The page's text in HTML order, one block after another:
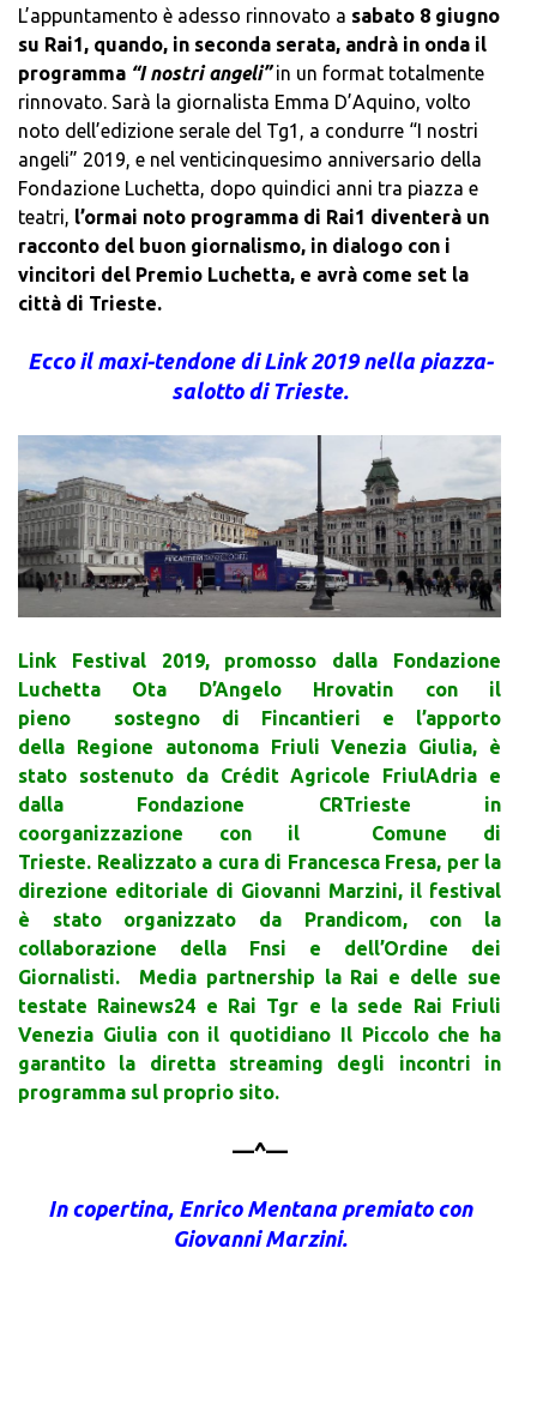
L’appuntamento è adesso rinnovato a sabato 8 giugno
su Rai1, quando, in seconda serata, andrà in onda il
programma “I nostri angeli”in un format totalmente
rinnovato. Sarà la giornalista Emma D’Aquino, volto
noto dell’edizione serale del Tg1, a condurre “I nostri
angeli” 2019, e nel venticinquesimo anniversario della
Fondazione Luchetta, dopo quindici anni tra piazza e
teatri, l’ormai noto programma di Rai1 diventerà un
racconto del buon giornalismo, in dialogo con i
vincitori del Premio Luchetta, e avrà come set la
città di Trieste.
Ecco il maxi-tendone di Link 2019 nella piazza-
salotto di Trieste.
Link Festival 2019, promosso dalla Fondazione
Luchetta Ota D’Angelo Hrovatin con il
pieno sostegno di Fincantieri e l’apporto
della Regione autonoma Friuli Venezia Giulia, è
stato sostenuto da Crédit Agricole FriulAdria e
dalla Fondazione CRTrieste in
coorganizzazione con il Comune di
Trieste. Realizzato a cura di Francesca Fresa, per la
direzione editoriale di Giovanni Marzini, il festival
è stato organizzato da Prandicom, con la
collaborazione della Fnsi e dell’Ordine dei
Giornalisti. Media partnership la Rai e delle sue
testate Rainews24 e Rai Tgr e la sede Rai Friuli
Venezia Giulia con il quotidiano Il Piccolo che ha
garantito la diretta streaming degli incontri in
programma sul proprio sito.
—^—
In copertina, Enrico Mentana premiato con
Giovanni Marzini.